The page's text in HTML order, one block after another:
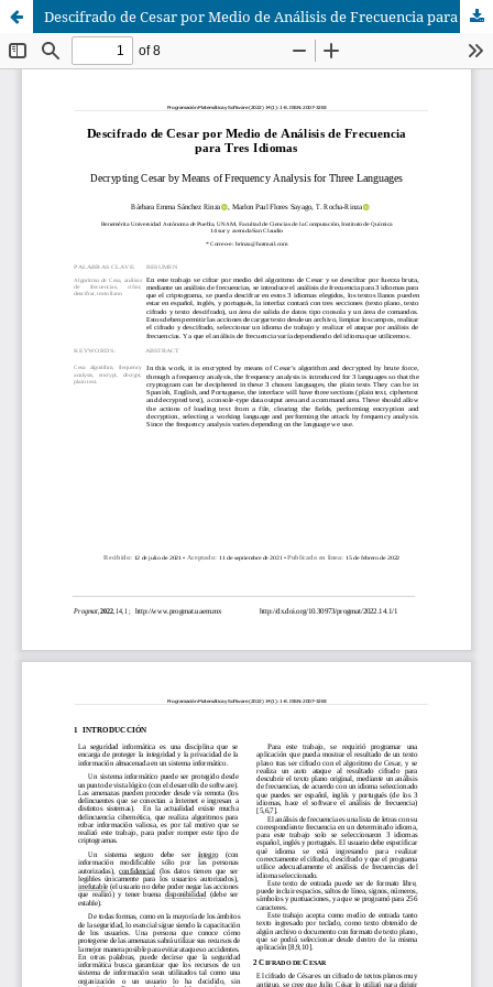
Descifrado de Cesar por Medio de Análisis de Frecuencia para Tres Idiomas